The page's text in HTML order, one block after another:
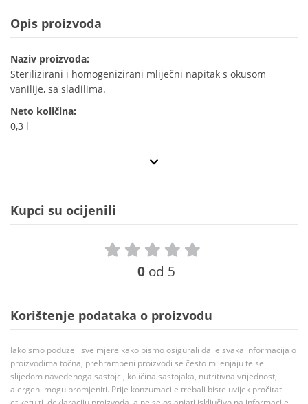
Opis proizvoda
Naziv proizvoda:
Sterilizirani i homogenizirani mliječni napitak s okusom
vanilije, sa sladilima.
Neto količina:
0,3 l
Kupci su ocijenili
0 od 5
Korištenje podataka o proizvodu
Iako smo poduzeli sve mjere kako bismo osigurali da je svaka informacija o
proizvodima točna, prehrambeni proizvodi se često mijenjaju te se
slijedom navedenoga sastojci, količina sastojaka, nutritivna vrijednost,
alergeni mogu promjeniti. Prije konzumacije trebali biste uvijek pročitati